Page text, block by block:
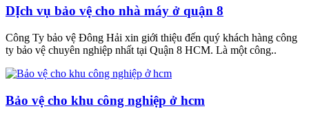
DỊch vụ bảo vệ cho nhà máy ở quận 8
Công Ty bảo vệ Đông Hải xin giới thiệu đến quý khách hàng công
ty bảo vệ chuyên nghiệp nhất tại Quận 8 HCM. Là một công..
Bảo vệ cho khu công nghiệp ở hcm